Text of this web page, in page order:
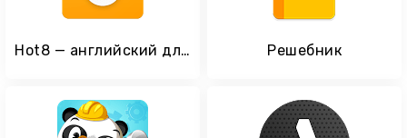
Hot8 — английский для начинающих Решебник